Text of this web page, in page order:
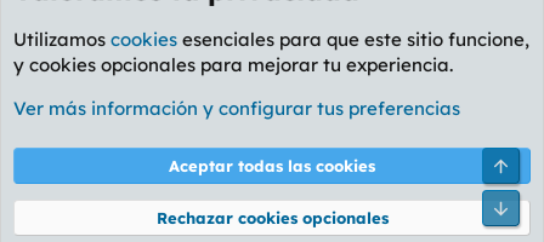
Foro General
Cookies
PL OLDSTYLE AMARILLO
Términos y reglas Política de privacidad Ayuda
®
Utilizamos cookies esenciales para que este sitio funcione,
y cookies opcionales para mejorar tu experiencia.
Ver más información y configurar tus preferencias
Aceptar todas las cookies
Rechazar cookies opcionales
Pie